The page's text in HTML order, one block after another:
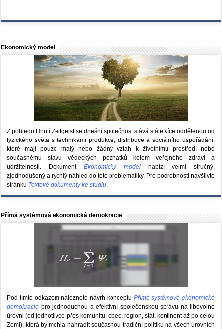
Ekonomický model
Z pohledu Hnutí Zeitgeist se dnešní společnost stává stále více oddělenou od
fyzického světa s technikami produkce, distribuce a sociálního uspořádání,
které mají pouze malý nebo žádný vztah k životnímu prostředí nebo
současnému stavu vědeckých poznatků kolem veřejného zdraví a
udržitelnosti. DokumentEkonomický model nabízí velmi stručný,
zjednodušený a rychlý náhled do této problematiky. Pro podrobnosti navštivte
stránku Textové dokumenty ke studiu.
Přímá systémová ekonomická demokracie
Pod tímto odkazem naleznete návrh konceptu Přímé systémové ekonomické
demokracie pro jednoduchou a efektivní společenskou správu na libovolné
úrovni (od jednotlivce přes komunitu, obec, region, stát, kontinent až po celou
Zemi), která by mohla nahradit současnou tradiční politiku na všech úrovních